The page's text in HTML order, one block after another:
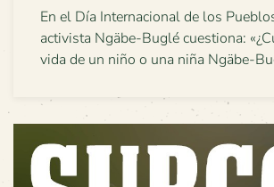
En el Día Internacional de los
activista Ngäbe-Buglé cuestiona:
vida de un niño o una niña Ngäbe-